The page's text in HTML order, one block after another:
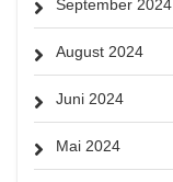
September 2024
August 2024
Juni 2024
Mai 2024